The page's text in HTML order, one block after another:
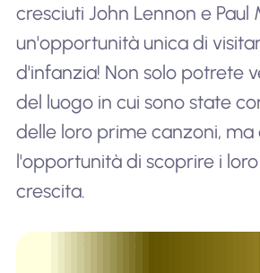
cresciuti John Lennon e Paul
un'opportunità unica di
d'infanzia! Non solo potrete
del luogo in cui sono state
delle loro prime canzoni,
l'opportunità di scoprire i
crescita.